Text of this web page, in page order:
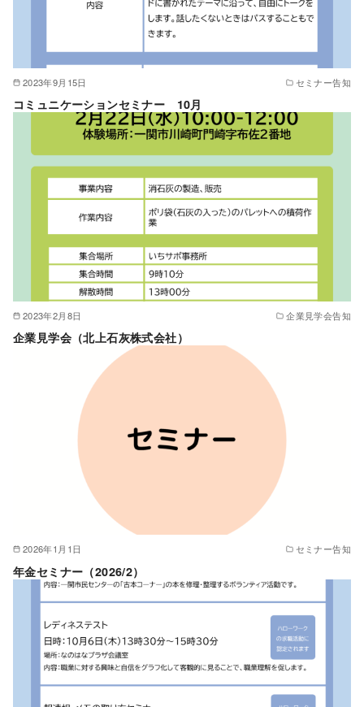
2023年9月15日 セミナー告知
コミュニケーションセミナー 10月
2023年2月8日 企業見学会告知
企業見学会（北上石灰株式会社）
2026年1月1日 セミナー告知
年金セミナー（2026/2）